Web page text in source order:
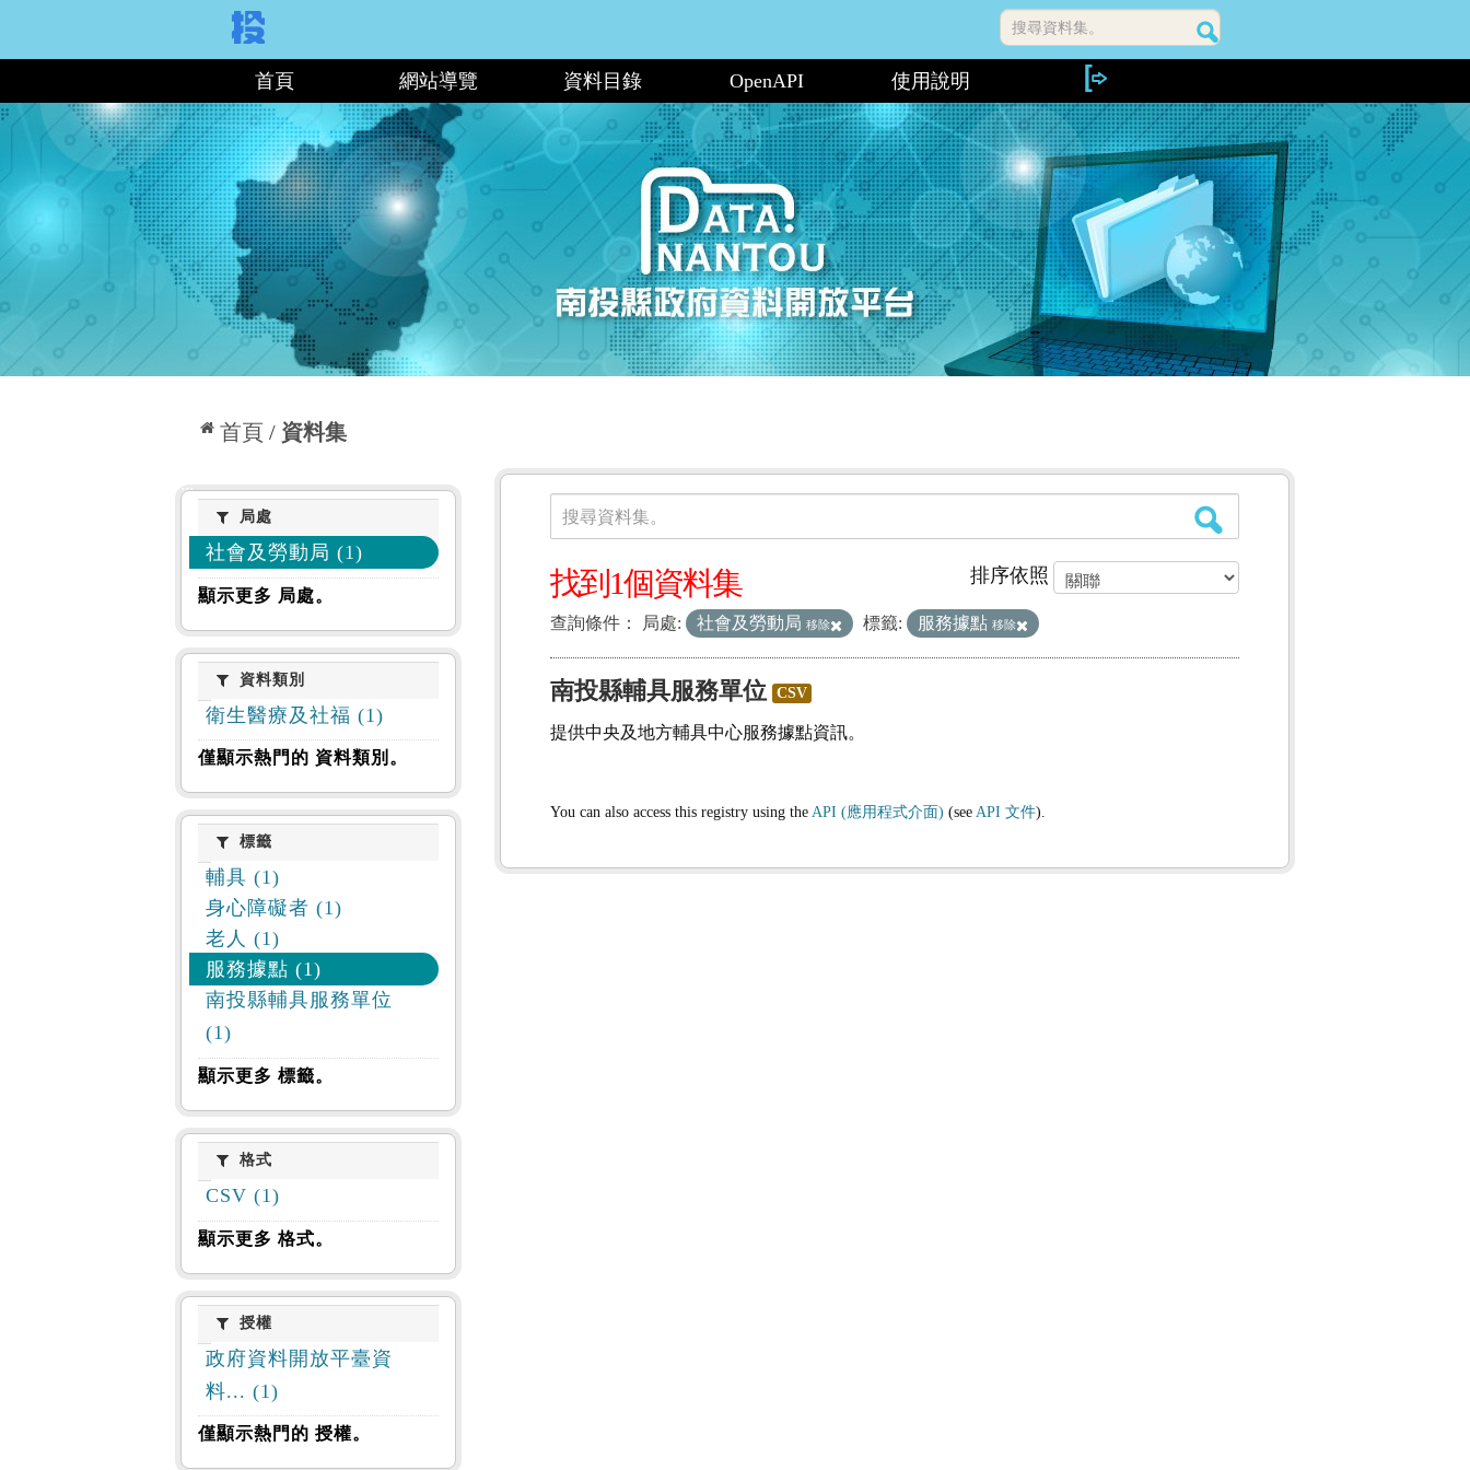
搜尋資料集。
首頁 網站導覽 資料目錄 OpenAPI 使用說明
首頁 資料集
局處局處
社會及勞動局 (1)
顯示更多 局處。
資料類別
資料類別
衛生醫療及社福 (1)
僅顯示熱門的 資料類別。
標籤標籤
輔具 (1)
身心障礙者 (1)
老人 (1)
服務據點 (1)
南投縣輔具服務單位
(1)
顯示更多 標籤。
格式格式
CSV (1)
顯示更多 格式。
授權授權
政府資料開放平臺資
料... (1)
僅顯示熱門的 授權。
資料集
搜尋資料集。
排序依照
找到1個資料集
查詢條件： 局處: 社會及勞動局 移除 標籤: 服務據點 移除
南投縣輔具服務單位 CSV
提供中央及地方輔具中心服務據點資訊。
You can also access this registry using the API (應用程式介面) (see API 文件).